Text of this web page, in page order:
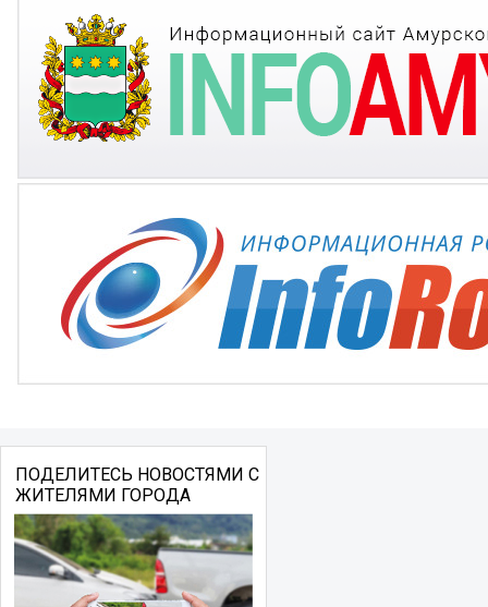
ПОДЕЛИТЕСЬ НОВОСТЯМИ С
ЖИТЕЛЯМИ ГОРОДА